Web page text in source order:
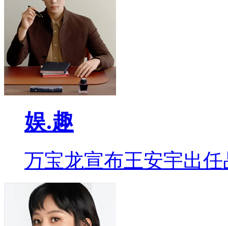
娱.趣
万宝龙宣布王安宇出